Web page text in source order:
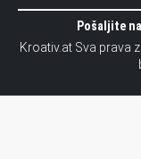
Pošaljite
Kroativ.at Sva prava